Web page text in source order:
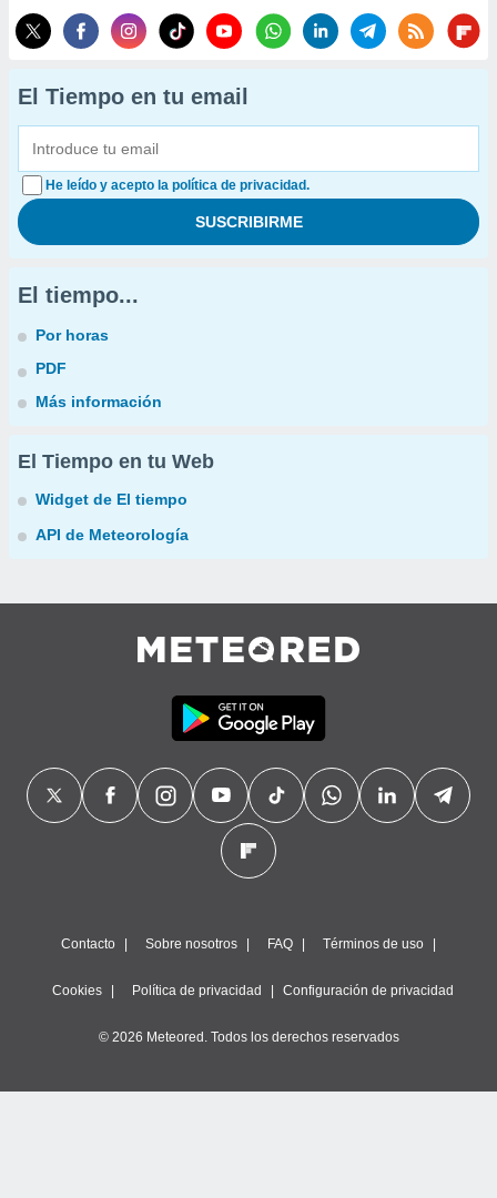
El Tiempo en tu email
He leído y acepto la política de privacidad.
El tiempo...
Por horas
PDF
Más información
El Tiempo en tu Web
Widget de El tiempo
API de Meteorología
Contacto Sobre nosotros FAQ Términos de uso
Cookies Política de privacidad Configuración de privacidad
© 2026 Meteored. Todos los derechos reservados